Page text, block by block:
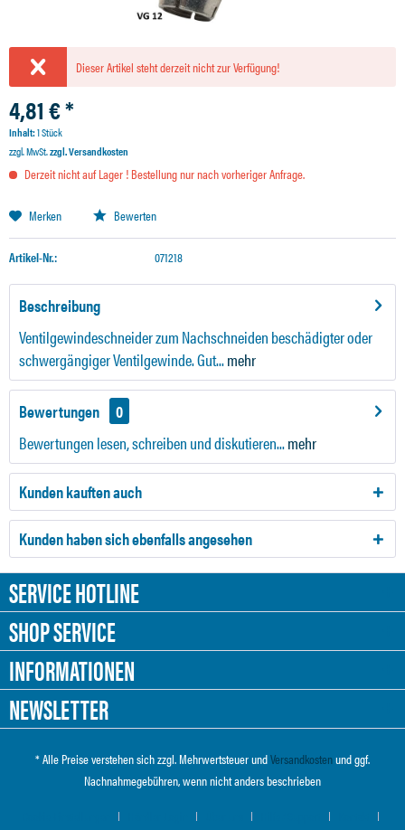
Dieser Artikel steht derzeit nicht zur Verfügung!
4,81 € *
Inhalt:1 Stück
zzgl. MwSt.zzgl. Versandkosten
Derzeit nicht auf Lager ! Bestellung nur nach vorheriger Anfrage.
Merken Bewerten
Artikel-Nr.: 071218
Beschreibung
Ventilgewindeschneider zum Nachschneiden beschädigter oder
schwergängiger Ventilgewinde. Gut...mehr
Bewertungen
0
Bewertungen lesen, schreiben und diskutieren...mehr
Kunden kauften auch
Kunden haben sich ebenfalls angesehen
SERVICE HOTLINE
SHOP SERVICE
INFORMATIONEN
NEWSLETTER
* Alle Preise verstehen sich zzgl. Mehrwertsteuer undVersandkostenund ggf.
Nachnahmegebühren, wenn nicht anders beschrieben